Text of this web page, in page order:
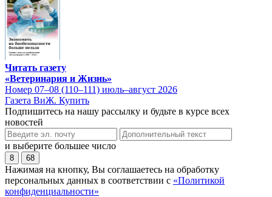
Читать газету
«Ветеринария и Жизнь»
Номер 07–08 (110–111) июль–август 2026
Газета ВиЖ. Купить
Подпишитесь на нашу рассылку и будьте в курсе всех
новостей
и выберите большее число
8 68
Нажимая на кнопку, Вы соглашаетесь на обработку
персональных данных в соответствии с «Политикой
конфиденциальности»